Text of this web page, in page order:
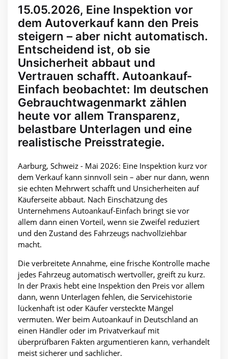
15.05.2026, Eine Inspektion vor
dem Autoverkauf kann den Preis
steigern – aber nicht automatisch.
Entscheidend ist, ob sie
Unsicherheit abbaut und
Vertrauen schafft. Autoankauf-
Einfach beobachtet: Im deutschen
Gebrauchtwagenmarkt zählen
heute vor allem Transparenz,
belastbare Unterlagen und eine
realistische Preisstrategie.
Aarburg, Schweiz - Mai 2026: Eine Inspektion kurz vor
dem Verkauf kann sinnvoll sein – aber nur dann, wenn
sie echten Mehrwert schafft und Unsicherheiten auf
Käuferseite abbaut. Nach Einschätzung des
Unternehmens Autoankauf-Einfach bringt sie vor
allem dann einen Vorteil, wenn sie Zweifel reduziert
und den Zustand des Fahrzeugs nachvollziehbar
macht.
Die verbreitete Annahme, eine frische Kontrolle mache
jedes Fahrzeug automatisch wertvoller, greift zu kurz.
In der Praxis hebt eine Inspektion den Preis vor allem
dann, wenn Unterlagen fehlen, die Servicehistorie
lückenhaft ist oder Käufer versteckte Mängel
vermuten. Wer beim Autoankauf in Deutschland an
einen Händler oder im Privatverkauf mit
überprüfbaren Fakten argumentieren kann, verhandelt
meist sicherer und sachlicher.